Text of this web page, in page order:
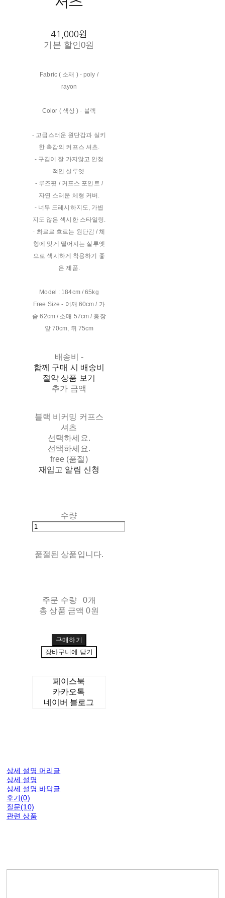
41,000원
기본 할인0원
Fabric ( 소재 ) - poly /
rayon
Color ( 색상 ) - 블랙
- 고급스러운 원단감과 실키
한 촉감의 커프스 셔츠.
- 구김이 잘 가지않고 안정
적인 실루엣.
- 루즈핏 / 커프스 포인트 /
자연 스러운 체형 커버.
- 너무 드레시하지도, 가볍
지도 않은 섹시한 스타일링.
- 촤르르 흐르는 원단감 / 체
형에 맞게 떨어지는 실루엣
으로 섹시하게 착용하기 좋
은 제품.
Model : 184cm / 65kg
Free Size - 어깨 60cm / 가
슴 62cm / 소매 57cm / 총장
앞 70cm, 뒤 75cm
배송비-
함께 구매 시 배송비
절약 상품 보기
추가 금액
블랙 비커밍 커프스
셔츠
선택하세요.
선택하세요.
free (품절)
재입고 알림 신청
수량
품절된 상품입니다.
주문 수량
0개
총 상품 금액 0원
구매하기
장바구니에 담기
페이스북
카카오톡
네이버 블로그
상세 설명 머리글
상세 설명
상세 설명 바닥글
후기(0)
질문(10)
관련 상품